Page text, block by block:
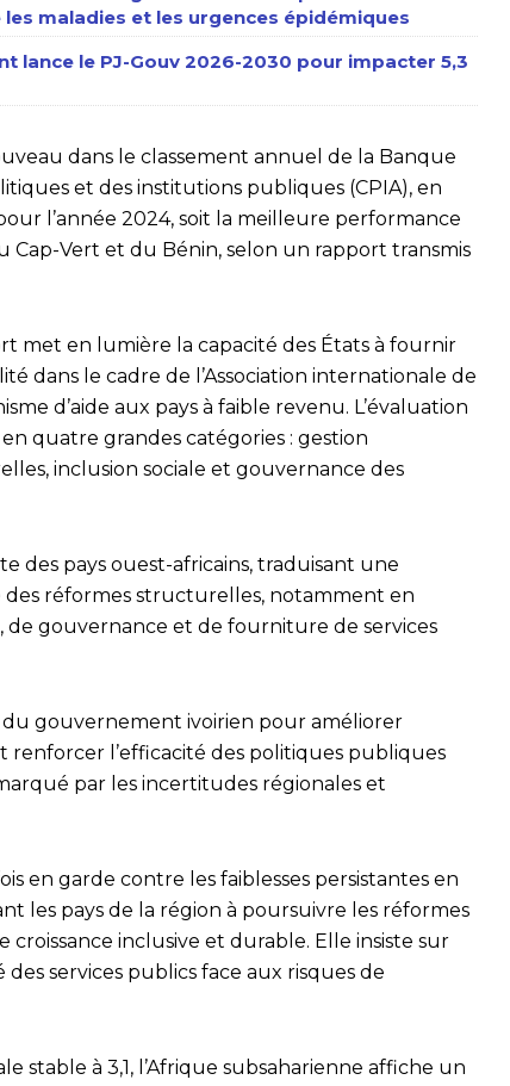
maladies et les urgences épidémiques
lance le PJ-Gouv 2026-2030 pour impacter 5,3
dans le classement annuel de la Banque
et des institutions publiques (CPIA), en
l’année 2024, soit la meilleure performance
Cap-Vert et du Bénin, selon un rapport transmis
met en lumière la capacité des États à fournir
dans le cadre de l’Association internationale de
d’aide aux pays à faible revenu. L’évaluation
quatre grandes catégories : gestion
inclusion sociale et gouvernance des
des pays ouest-africains, traduisant une
réformes structurelles, notamment en
de gouvernance et de fourniture de services
gouvernement ivoirien pour améliorer
renforcer l’efficacité des politiques publiques
par les incertitudes régionales et
en garde contre les faiblesses persistantes en
les pays de la région à poursuivre les réformes
inclusive et durable. Elle insiste sur
services publics face aux risques de
stable à 3,1, l’Afrique subsaharienne affiche un